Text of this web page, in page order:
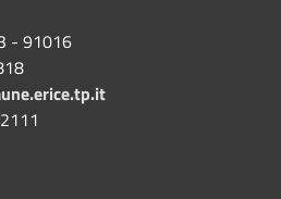
- 91016